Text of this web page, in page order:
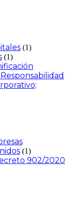
(1)
(1)
(1)
902/2020